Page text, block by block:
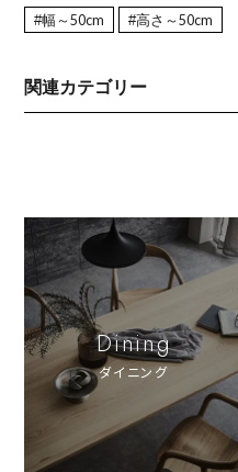
#幅～50cm #高さ～50cm
関連カテゴリー
Dining
ダイニング